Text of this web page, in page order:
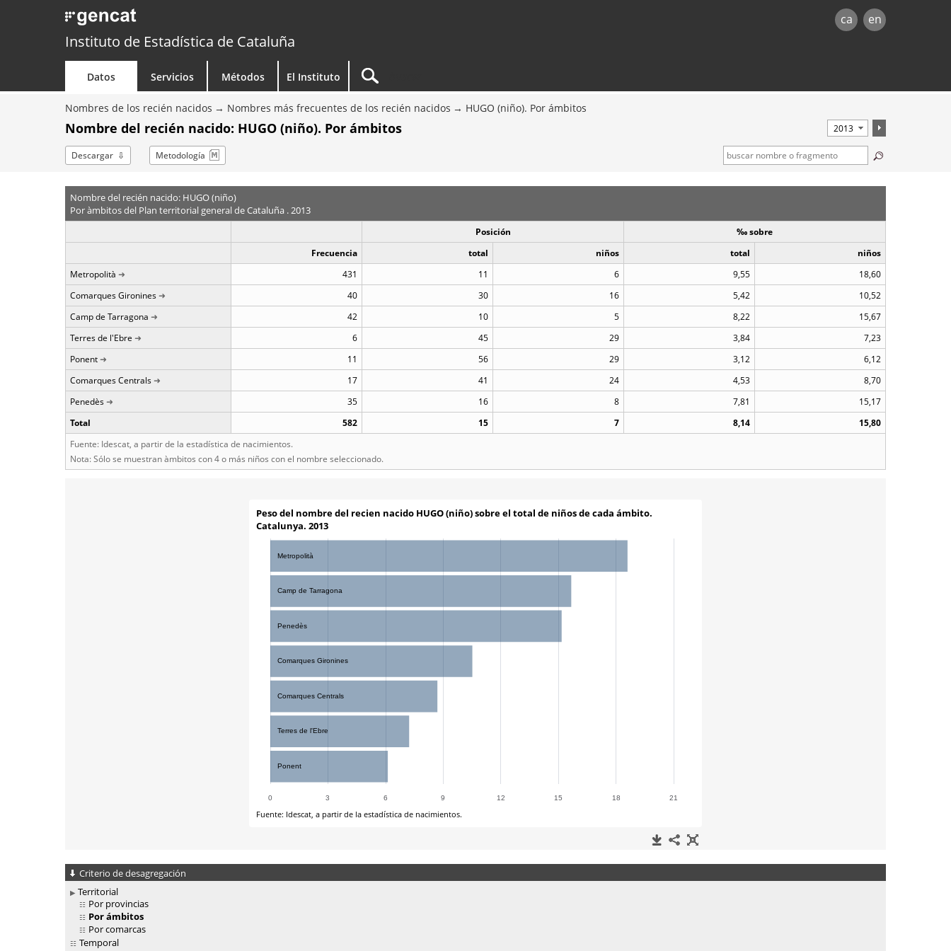
ca en
Instituto de Estadística de Cataluña
Datos Servicios Métodos El Instituto
Nombres de los recién nacidos Nombres más frecuentes de los recién nacidos HUGO (niño). Por ámbitos
Nombre del recién nacido: HUGO (niño). Por ámbitos
Descargar Metodología
Nombre del recién nacido: HUGO (niño)
Por àmbitos del Plan territorial general de Cataluña . 2013
Posición
‰ sobre
Frecuencia
total niños total
niños
Metropolità
431 11 6 9,55
18,60
Comarques Gironines
40 30 16 5,42
10,52
Camp de Tarragona
42 10 5 8,22
15,67
Terres de l'Ebre
6 45 29 3,84
7,23
Ponent
11 56 29 3,12
6,12
Comarques Centrals
17 41 24 4,53
8,70
Penedès
35 16 8 7,81
15,17
Total
582 15 7 8,14
15,80
Fuente: Idescat, a partir de la estadística de nacimientos.
Nota: Sólo se muestran àmbitos con 4 o más niños con el nombre seleccionado.
Criterio de desagregación
Territorial
Por provincias
Por ámbitos
Por comarcas
Temporal